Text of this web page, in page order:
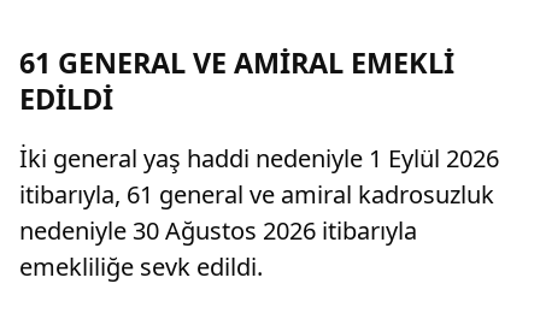
61 GENERAL VE AMİRAL EMEKLİ
EDİLDİ
İki general yaş haddi nedeniyle 1 Eylül 2026
itibarıyla, 61 general ve amiral kadrosuzluk
nedeniyle 30 Ağustos 2026 itibarıyla
emekliliğe sevk edildi.